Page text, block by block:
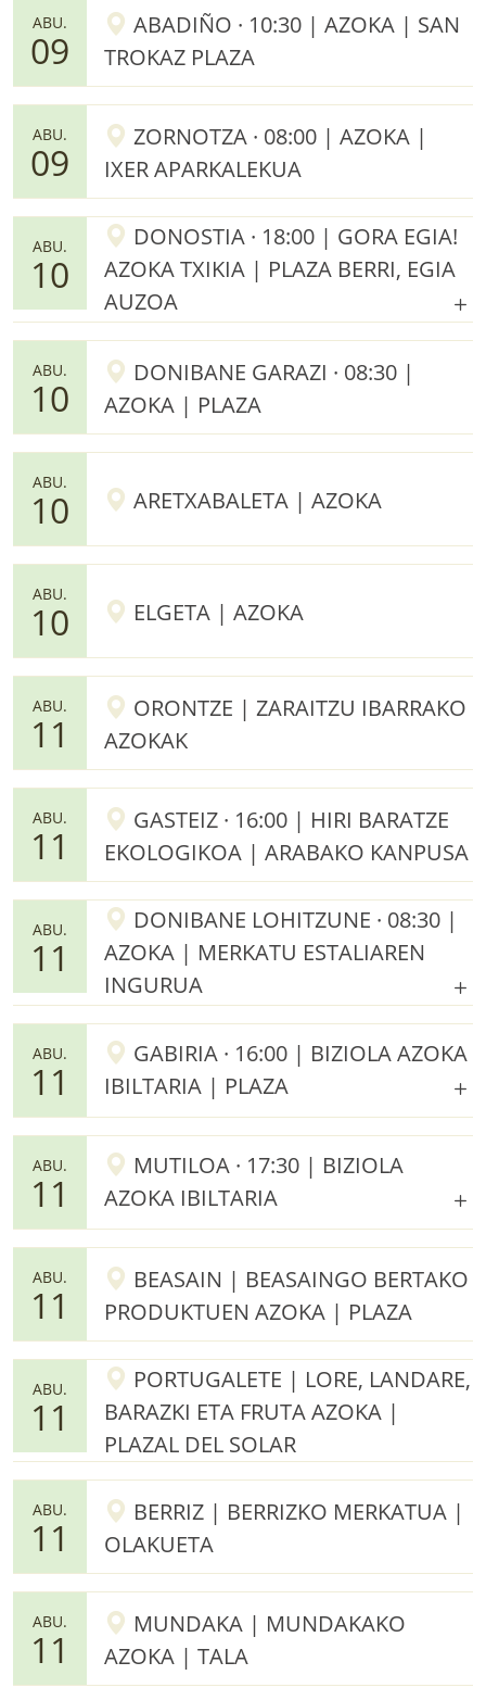
ABU.
09
ABADIÑO · 10:30 | AZOKA | SAN
TROKAZ PLAZA
ABU.
09
ZORNOTZA · 08:00 | AZOKA |
IXER APARKALEKUA
ABU.
10
DONOSTIA · 18:00 | GORA EGIA!
AZOKA TXIKIA | PLAZA BERRI, EGIA
AUZOA
ABU.
10
DONIBANE GARAZI · 08:30 |
AZOKA | PLAZA
ABU.
10 ARETXABALETA | AZOKA
ABU.
10 ELGETA | AZOKA
ABU.
11
ORONTZE | ZARAITZU IBARRAKO
AZOKAK
ABU.
11
GASTEIZ · 16:00 | HIRI BARATZE
EKOLOGIKOA | ARABAKO KANPUSA
ABU.
11
DONIBANE LOHITZUNE · 08:30 |
AZOKA | MERKATU ESTALIAREN
INGURUA
ABU.
11
GABIRIA · 16:00 | BIZIOLA AZOKA
IBILTARIA | PLAZA
ABU.
11
MUTILOA · 17:30 | BIZIOLA
AZOKA IBILTARIA
ABU.
11
BEASAIN | BEASAINGO BERTAKO
PRODUKTUEN AZOKA | PLAZA
ABU.
11
PORTUGALETE | LORE, LANDARE,
BARAZKI ETA FRUTA AZOKA |
PLAZAL DEL SOLAR
ABU.
11
BERRIZ | BERRIZKO MERKATUA |
OLAKUETA
ABU.
11
MUNDAKA | MUNDAKAKO
AZOKA | TALA